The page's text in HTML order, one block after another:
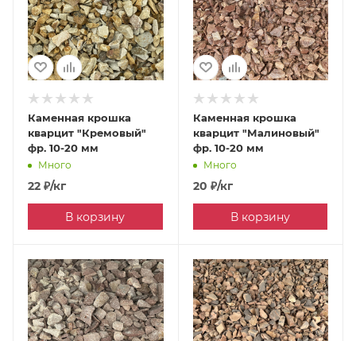
Каменная крошка
кварцит "Кремовый"
фр. 10-20 мм
Много
22 ₽/кг
В корзину
Каменная крошка
кварцит "Малиновый"
фр. 10-20 мм
Много
20 ₽/кг
В корзину